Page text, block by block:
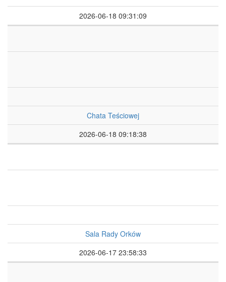
2026-06-18 09:31:09
Chata Teściowej
2026-06-18 09:18:38
Sala Rady Orków
2026-06-17 23:58:33